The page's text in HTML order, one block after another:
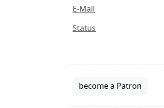
E-Mail
Status
become a Patron